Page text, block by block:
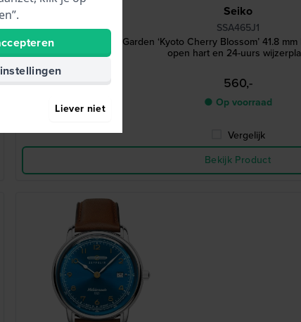
Seiko
SSA465J1
Presage - Japanese Garden ‘Kyoto Cherry Blossom’ 41.8
open hart en 24-uurs
560,-
● Op voorraad
Vergelijk
Bekijk Product
Liever niet